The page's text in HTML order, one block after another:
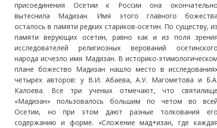
присоединения Осетии к России она
вытеснила Мадизан. Имя этого главного
осталось в памяти редких стариков-осетин. По существу,
памяти верующих осетин, равно как и из поля
исследователей религиозных верований
народа исчезло имя Мадизан. В историко-
плане божество Мадизан нашло место в
четырех авторов: у В.И. Абаева, А.У. Магометова и
Калоева. Все три ученых отмечают, что
«Мадизан» пользовалось большим по четом во
Осетии, но при этом дают разные толкования
содержанию и форме. «Сложение мад+изан, где